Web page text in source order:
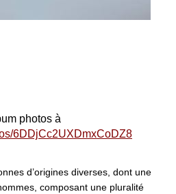
photos à
6DDjCc2UXDmxCoDZ8
d’origines diverses, dont une
composant une pluralité